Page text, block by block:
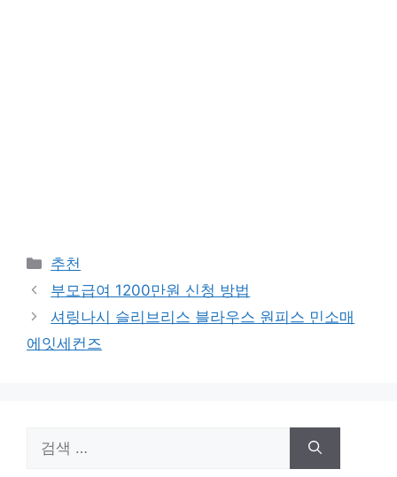
카
테
고
리
추천
부모급여 1200만원 신청 방법
셔링나시 슬리브리스 블라우스 원피스 민소매
에잇세컨즈
색: